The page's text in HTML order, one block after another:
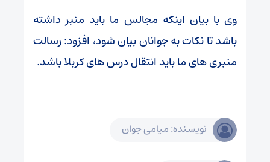
وی با بیان اینکه مجالس ما باید منبر داشته
باشد تا نکات به جوانان بیان شود، افزود: رسالت
منبری های ما باید انتقال درس های کربلا باشد.
نویسنده: میامی جوان